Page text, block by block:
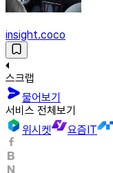
insight.coco
스크랩
물어보기
서비스 전체보기
위시켓
요즘IT